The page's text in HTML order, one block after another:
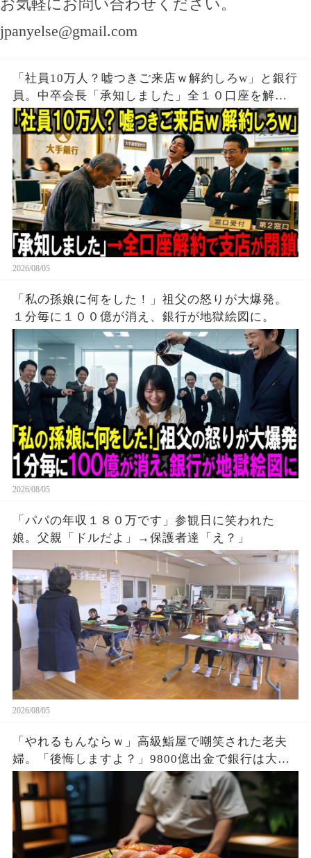
お気軽にお問い合わせください。
jpanyelse@gmail.com
「社員10万人？嘘つきご来店ｗ解約しろw」と銀行
員。中卒会長「承知しました」全１０口座を解約
し支店が閉鎖
2026/08/05
「私の孫娘に何をした！」祖父の怒りが大爆発。
１分毎に１００億が消え、銀行が地獄絵図に。
2026/08/05
「パパの年収１８０万です」参観日に笑われた
娘。父親「ドルだよ」→保護者達「え？」
2026/08/05
「やれるもんならｗ」高級鮨屋で嘲笑された老夫
婦。「後悔しますよ？」9800億出金で銀行は大惨
事。